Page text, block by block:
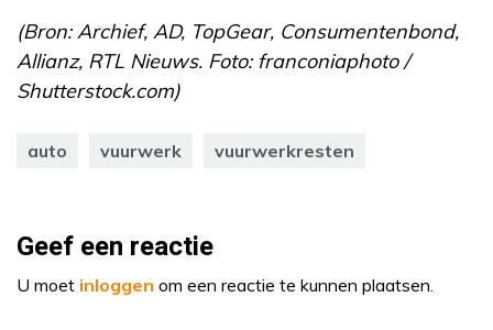
(Bron: Archief, AD, TopGear, Consumentenbond,
Allianz, RTL Nieuws. Foto: franconiaphoto /
Shutterstock.com)
auto vuurwerk vuurwerkresten
Geef een reactie
U moet inloggen om een reactie te kunnen plaatsen.